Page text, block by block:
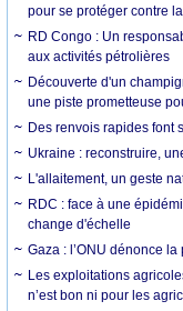
pour se protéger contre
RD Congo : Un
aux activités pétrolières
Découverte d'un
une piste prometteuse
Des renvois rapides font
Ukraine : reconstruire,
L'allaitement, un geste
RDC : face à une
change d'échelle
Gaza : l’ONU dénonce
Les exploitations
n’est bon ni pour les